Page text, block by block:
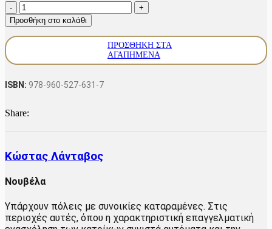
€10.15.είναι:
€8.12.
Η
Μαριώ
ποσότητα
Προσθήκη στο καλάθι
ΠΡΟΣΘΉΚΗ ΣΤΑ
ΑΓΑΠΗΜΈΝΑ
ISBN: 978-960-527-631-7
Share:
Κώστας Λάνταβος
Νουβέλα
Υπάρχουν πόλεις με συνοικίες καταραμένες. Στις
περιοχές αυτές, όπου η χαρακτηριστική επαγγελματική